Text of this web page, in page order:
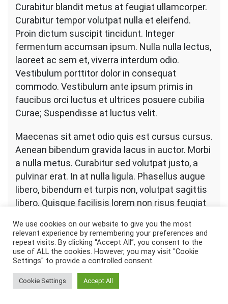
Curabitur blandit metus at feugiat ullamcorper.
Curabitur tempor volutpat nulla et eleifend.
Proin dictum suscipit tincidunt. Integer
fermentum accumsan ipsum. Nulla nulla lectus,
laoreet ac sem et, viverra interdum odio.
Vestibulum porttitor dolor in consequat
commodo. Vestibulum ante ipsum primis in
faucibus orci luctus et ultrices posuere cubilia
Curae; Suspendisse at luctus velit.
Maecenas sit amet odio quis est cursus cursus.
Aenean bibendum gravida lacus in auctor. Morbi
a nulla metus. Curabitur sed volutpat justo, a
pulvinar erat. In at nulla ligula. Phasellus augue
libero, bibendum et turpis non, volutpat sagittis
libero. Quisque facilisis lorem non risus feugiat
Quisque lobortis erat est, viverra tempor sem
venenatis eget. Mauris consectetur risus eget
augue dignissim, eu lobortis ante ornare.
Quisque et massa erat. Integer eget odio vel
We use cookies on our website to give you the most
relevant experience by remembering your preferences and
repeat visits. By clicking “Accept All”, you consent to the
use of ALL the cookies. However, you may visit "Cookie
Settings" to provide a controlled consent.
Cookie Settings Accept All